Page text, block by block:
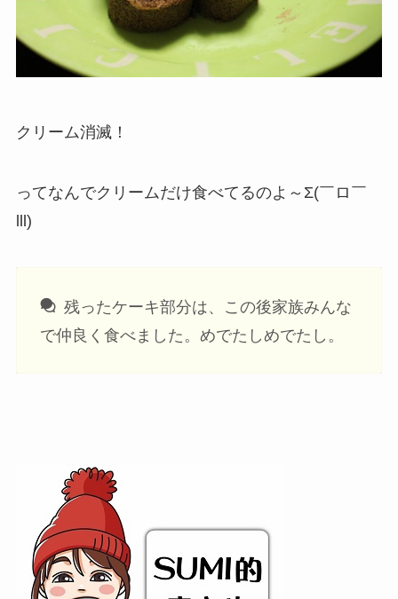
クリーム消滅！
ってなんでクリームだけ食べてるのよ～Σ(￣ロ￣
lll)
残ったケーキ部分は、この後家族みんな
で仲良く食べました。めでたしめでたし。